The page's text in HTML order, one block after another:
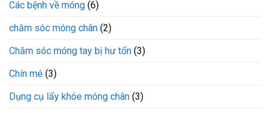
Các bệnh về móng (6)
chăm sóc móng chân (2)
Chăm sóc móng tay bị hư tổn (3)
Chín mé (3)
Dụng cụ lấy khóe móng chân (3)